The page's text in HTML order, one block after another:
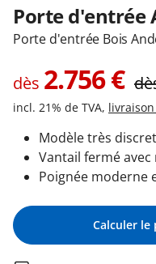
Conseils gratuits
Porte d'entrée
Porte d'entrée Bois
dès 2.756€
incl. 21% de TVA,
Modèle très discret
Vantail fermé avec
Poignée moderne
Calculer le